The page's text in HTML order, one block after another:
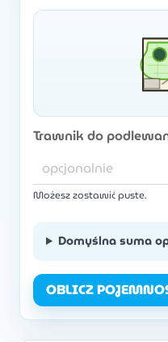
Trawnik do
Możesz zostawić puste.
Domyślna suma
OBLICZ